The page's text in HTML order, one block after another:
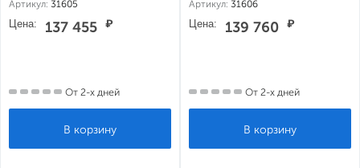
Артикул: 31605
Цена: 137 455 ₽
От 2-х дней
Артикул: 31606
Цена: 139 760 ₽
От 2-х дней